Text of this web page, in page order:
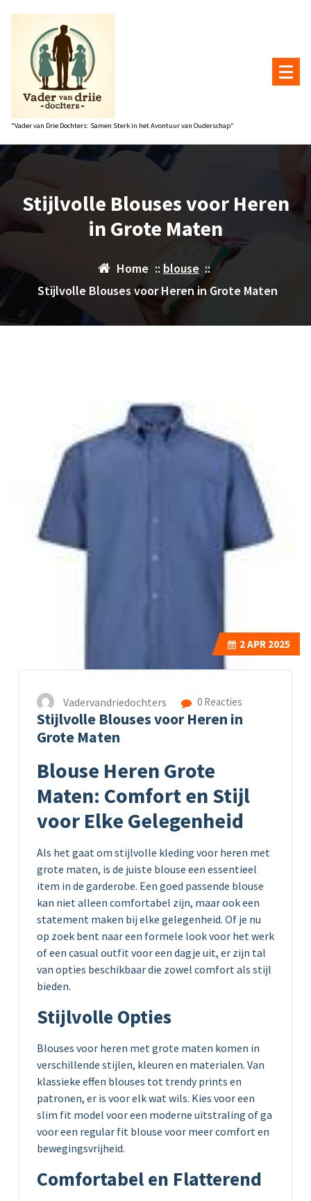
"Vader van Drie Dochters: Samen Sterk in het Avontuur van Ouderschap"
Stijlvolle Blouses voor Heren
in Grote Maten
Home :: blouse ::
Stijlvolle Blouses voor Heren in Grote Maten
2APR 2025
Vadervandriedochters 0 Reacties
Stijlvolle Blouses voor Heren in
Grote Maten
Blouse Heren Grote
Maten: Comfort en Stijl
voor Elke Gelegenheid
Als het gaat om stijlvolle kleding voor heren met
grote maten, is de juiste blouse een essentieel
item in de garderobe. Een goed passende blouse
kan niet alleen comfortabel zijn, maar ook een
statement maken bij elke gelegenheid. Of je nu
op zoek bent naar een formele look voor het werk
of een casual outfit voor een dagje uit, er zijn tal
van opties beschikbaar die zowel comfort als stijl
bieden.
Stijlvolle Opties
Blouses voor heren met grote maten komen in
verschillende stijlen, kleuren en materialen. Van
klassieke effen blouses tot trendy prints en
patronen, er is voor elk wat wils. Kies voor een
slim fit model voor een moderne uitstraling of ga
voor een regular fit blouse voor meer comfort en
bewegingsvrijheid.
Comfortabel en Flatterend